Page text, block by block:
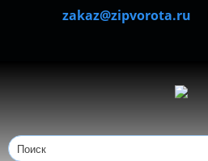
zakaz@zipvorota.ru